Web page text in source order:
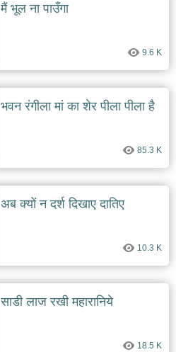
मैं भूल ना पाउँगा
9.6 K
भवन रंगीला मां का शेर पीला पीला है
85.3 K
अब क्यों न दर्श दिखाए दातिए
10.3 K
साडी लाज रखी महारानिये
18.5 K